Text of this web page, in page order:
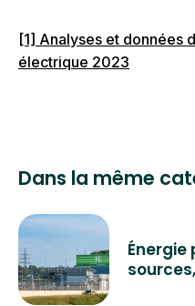
du gaz naturel, du
d’origine fossile
[1] Analyses et données
électrique 2023
Dans la même
Énergie